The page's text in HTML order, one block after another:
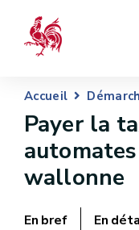
Accueil
Payer la
wallonne
En bref En